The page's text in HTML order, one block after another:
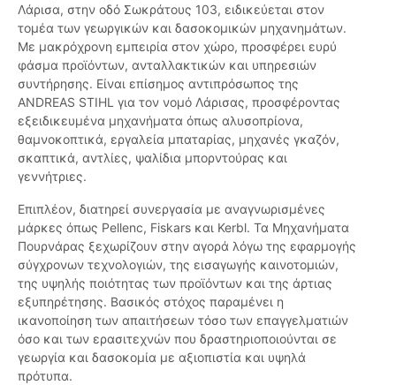
Λάρισα, στην οδό Σωκράτους 103, ειδικεύεται στον
τομέα των γεωργικών και δασοκομικών μηχανημάτων.
Με μακρόχρονη εμπειρία στον χώρο, προσφέρει ευρύ
φάσμα προϊόντων, ανταλλακτικών και υπηρεσιών
συντήρησης. Είναι επίσημος αντιπρόσωπος της
ANDREAS STIHL για τον νομό Λάρισας, προσφέροντας
εξειδικευμένα μηχανήματα όπως αλυσοπρίονα,
θαμνοκοπτικά, εργαλεία μπαταρίας, μηχανές γκαζόν,
σκαπτικά, αντλίες, ψαλίδια μπορντούρας και
γεννήτριες.
Επιπλέον, διατηρεί συνεργασία με αναγνωρισμένες
μάρκες όπως Pellenc, Fiskars και Kerbl. Τα Μηχανήματα
Πουρνάρας ξεχωρίζουν στην αγορά λόγω της εφαρμογής
σύγχρονων τεχνολογιών, της εισαγωγής καινοτομιών,
της υψηλής ποιότητας των προϊόντων και της άρτιας
εξυπηρέτησης. Βασικός στόχος παραμένει η
ικανοποίηση των απαιτήσεων τόσο των επαγγελματιών
όσο και των ερασιτεχνών που δραστηριοποιούνται σε
γεωργία και δασοκομία με αξιοπιστία και υψηλά
πρότυπα.